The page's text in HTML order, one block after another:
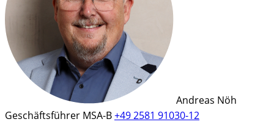
Andreas Nöh
Geschäftsführer MSA-B+49 2581 91030-12